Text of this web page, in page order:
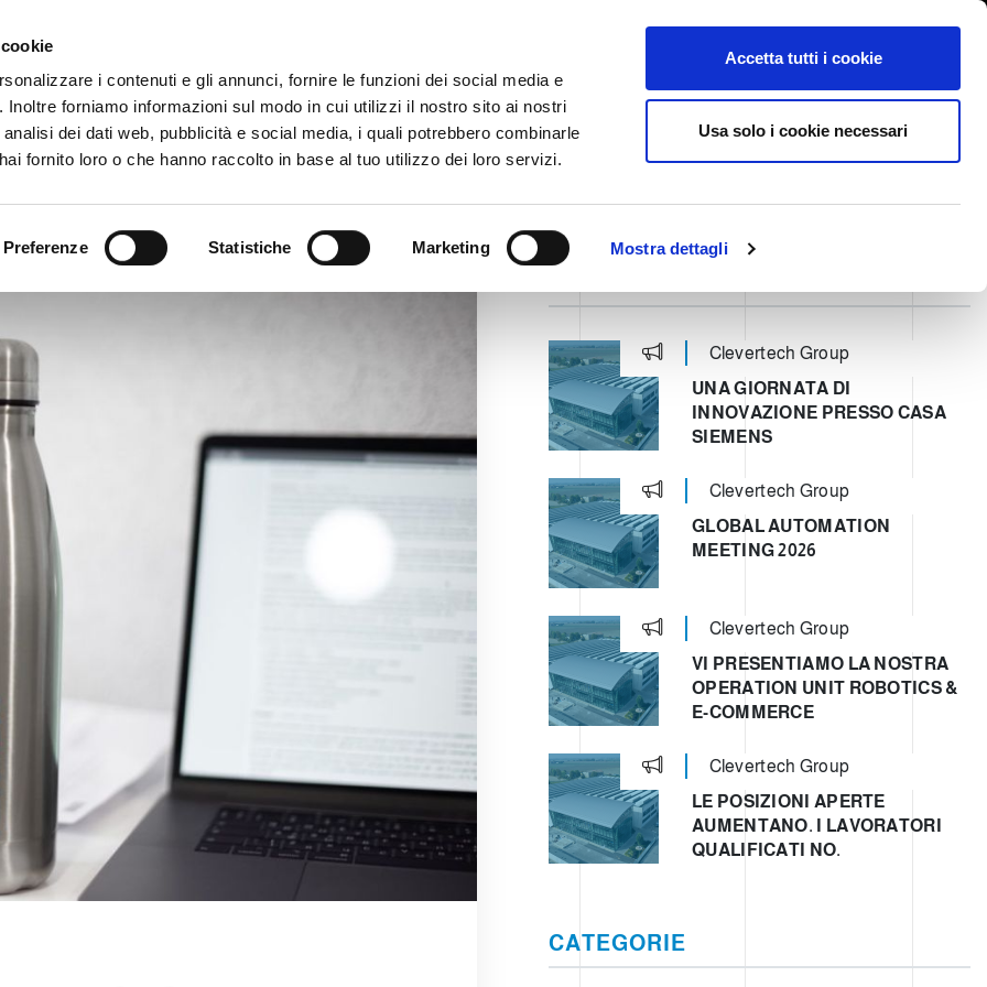
i contenuti e gli annunci, fornire le funzioni dei social media e
forniamo informazioni sul modo in cui utilizzi il nostro sito ai nostri
dei dati web, pubblicità e social media, i quali potrebbero combinarle
fornito loro o che hanno raccolto in base al tuo utilizzo dei loro servizi.
Preferenze Statistiche Marketing Mostra dettagli
Accetta tutti i cookie
Usa solo i cookie necessari
Whistleblowing International/Italiano
AZIENDA PRODOTTI VIDEO BLOG CASE HISTORY SERVIZI
Clevertech Group
UNA GIORNATA DI
INNOVAZIONE PRESSO CASA
SIEMENS
Clevertech Group
GLOBAL AUTOMATION
MEETING 2026
Clevertech Group
VI PRESENTIAMO LA NOSTRA
OPERATION UNIT ROBOTICS &
E-COMMERCE
Clevertech Group
LE POSIZIONI APERTE
AUMENTANO. I LAVORATORI
QUALIFICATI NO.
CATEGORIE